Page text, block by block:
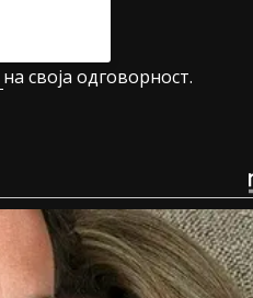
на своја одговорност.